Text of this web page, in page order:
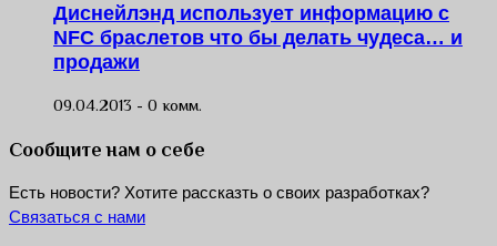
Диснейлэнд использует информацию с
NFC браслетов что бы делать чудеса… и
продажи
09.04.2013 - 0 комм.
Сообщите нам о себе
Есть новости? Хотите рассказть о своих разработках?
Связаться с нами